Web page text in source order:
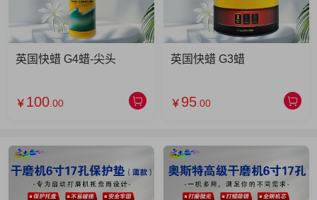
英国快蜡 G4蜡-尖头
￥ 100 .00
英国快蜡 G3蜡
￥ 95 .00